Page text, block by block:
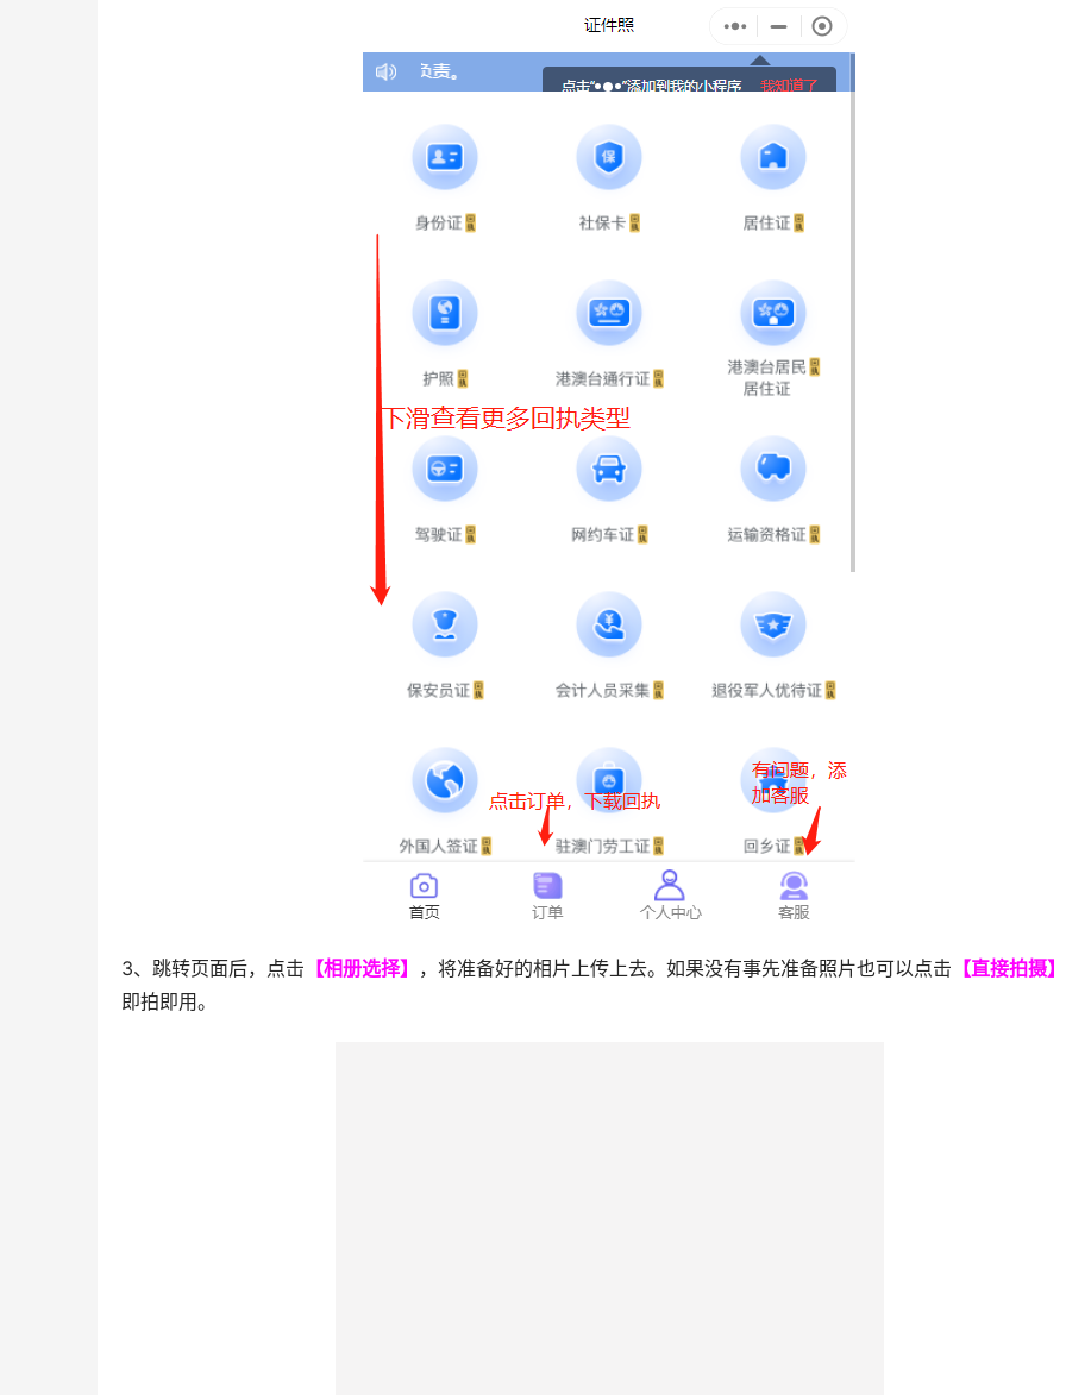
3、跳转页面后，点击 【相册选择】 ，将准备好的相片上传上去。如果没有事先准备照片也可以点击 【直接拍摄】
即拍即用。